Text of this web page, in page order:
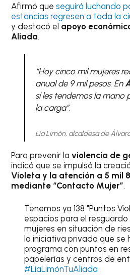
Afirmó queseguirá luchando
estancias regresen a toda la
y destacó el apoyo
Aliada.
“Hoy cinco mil mujeres
anual de 9 mil pesos. En
sí les tendemos la mano
la carga”.
Lía Limón, alcaldesa de
Para prevenir laviolencia de
indicó que se impulsó la
Violeta y la atención a 5 mil
mediante “Contacto Mujer”.
Tenemos ya 138 "Puntos
espacios para el
mujeres en situación de
la iniciativa privada que se
programa con puntos en
papelerías y centros de
#LíaLimónTuAliada